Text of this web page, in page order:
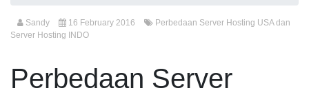
Sandy 16 February 2016
Perbedaan Server Hosting USA dan
Server Hosting INDO
Perbedaan Server